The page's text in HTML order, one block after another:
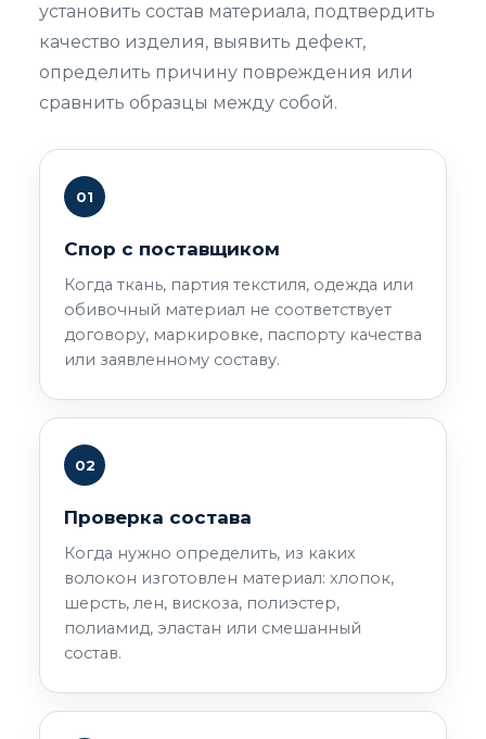
установить состав материала, подтвердить
качество изделия, выявить дефект,
определить причину повреждения или
сравнить образцы между собой.
01
Спор с поставщиком
Когда ткань, партия текстиля, одежда или
обивочный материал не соответствует
договору, маркировке, паспорту качества
или заявленному составу.
02
Проверка состава
Когда нужно определить, из каких
волокон изготовлен материал: хлопок,
шерсть, лен, вискоза, полиэстер,
полиамид, эластан или смешанный
состав.